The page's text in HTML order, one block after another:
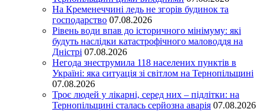
На Кременеччині ледь не згорів будинок та
господарство 07.08.2026
Рівень води впав до історичного мінімуму: які
будуть наслідки катастрофічного маловоддя на
Дністрі 07.08.2026
Негода знеструмила 118 населених пунктів в
Україні: яка ситуація зі світлом на Тернопільщині
07.08.2026
Троє людей у лікарні, серед них – підлітки: на
Тернопільщині сталась серйозна аварія 07.08.2026